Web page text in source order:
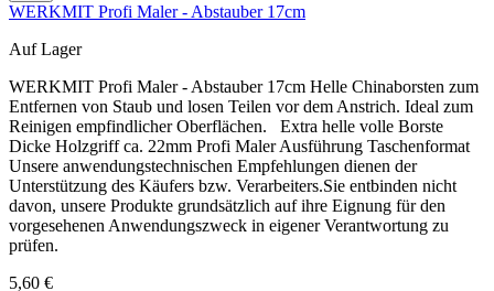
WERKMIT Profi Maler - Abstauber 17cm
Auf Lager
WERKMIT Profi Maler - Abstauber 17cm Helle Chinaborsten zum
Entfernen von Staub und losen Teilen vor dem Anstrich. Ideal zum
Reinigen empfindlicher Oberflächen. Extra helle volle Borste
Dicke Holzgriff ca. 22mm Profi Maler Ausführung Taschenformat
Unsere anwendungstechnischen Empfehlungen dienen der
Unterstützung des Käufers bzw. Verarbeiters.Sie entbinden nicht
davon, unsere Produkte grundsätzlich auf ihre Eignung für den
vorgesehenen Anwendungszweck in eigener Verantwortung zu
prüfen.
5,60 €